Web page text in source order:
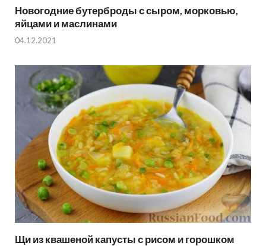
Новогодние бутерброды с сыром, морковью,
яйцами и маслинами
04.12.2021
Щи из квашеной капусты с рисом и горошком